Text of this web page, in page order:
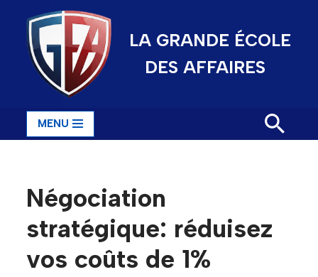
Aller
contenu
LA GRANDE ÉCOLE
DES AFFAIRES
MENU
Négociation
stratégique: réduisez
vos coûts de 1%